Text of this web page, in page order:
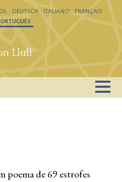
Llull
DEUTSCH ITALIANO
FRANÇAIS
poema de 69 estrofes